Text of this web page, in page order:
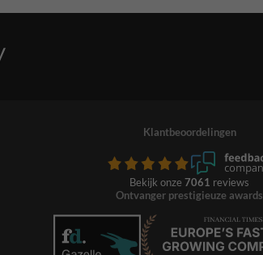
Klantbeoordelingen
Bekijk onze 7061 reviews
Ontvanger prestigieuze awards